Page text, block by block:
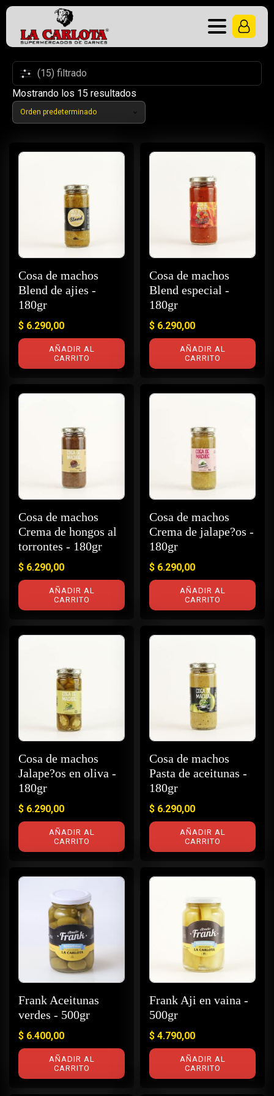
(15) filtrado
Mostrando los 15 resultados
Cosa de machos
Blend de ajies -
180gr
$ 6.290,00
AÑADIR AL
CARRITO
Cosa de machos
Blend especial -
180gr
$ 6.290,00
AÑADIR AL
CARRITO
Cosa de machos
Crema de hongos al
torrontes - 180gr
$ 6.290,00
AÑADIR AL
CARRITO
Cosa de machos
Crema de jalape?os -
180gr
$ 6.290,00
AÑADIR AL
CARRITO
Cosa de machos
Jalape?os en oliva -
180gr
$ 6.290,00
AÑADIR AL
CARRITO
Cosa de machos
Pasta de aceitunas -
180gr
$ 6.290,00
AÑADIR AL
CARRITO
Frank Aceitunas
verdes - 500gr
$ 6.400,00
AÑADIR AL
CARRITO
Frank Aji en vaina -
500gr
$ 4.790,00
AÑADIR AL
CARRITO